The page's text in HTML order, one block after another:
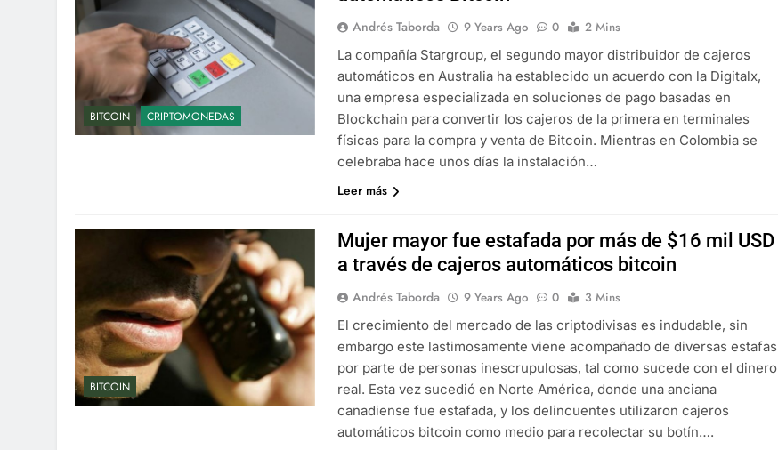
BITCOIN CRIPTOMONEDAS
Andrés Taborda 9 Years Ago 0
2 Mins
La compañía Stargroup, el segundo mayor distribuidor de cajeros
automáticos en Australia ha establecido un acuerdo con la Digitalx,
una empresa especializada en soluciones de pago basadas en
Blockchain para convertir los cajeros de la primera en terminales
físicas para la compra y venta de Bitcoin. Mientras en Colombia se
celebraba hace unos días la instalación…
Leer más
BITCOIN
Mujer mayor fue estafada por más de $16 mil USD
a través de cajeros automáticos bitcoin
Andrés Taborda 9 Years Ago 0
3 Mins
El crecimiento del mercado de las criptodivisas es indudable, sin
embargo este lastimosamente viene acompañado de diversas estafas
por parte de personas inescrupulosas, tal como sucede con el dinero
real. Esta vez sucedió en Norte América, donde una anciana
canadiense fue estafada, y los delincuentes utilizaron cajeros
automáticos bitcoin como medio para recolectar su botín….